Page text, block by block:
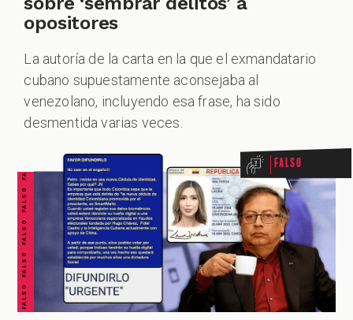
opositores
La autoría de la carta en la que el exmandatario
cubano supuestamente aconsejaba al
venezolano, incluyendo esa frase, ha sido
desmentida varias veces.
FALSO FALSO FALSO FALSO FALSO FALSO FALSO Falso